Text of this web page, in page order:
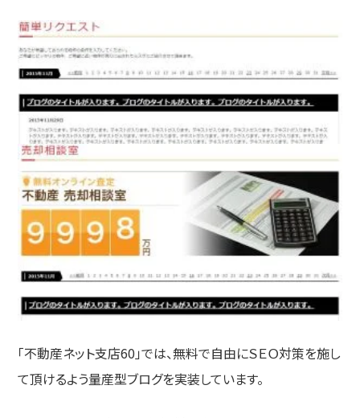
「不動産ネット支店60」では、無料で自由にＳＥＯ対策を施し
て頂けるよう量産型ブログを実装しています。